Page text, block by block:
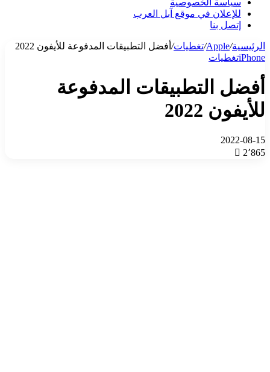
سياسة الخصوصية
للإعلان في موقع آبل العرب
إتصل بنا
الرئيسية/
Apple
/تغطيات/ أفضل التطبيقات المدفوعة للأيفون 2022
iPhoneتغطيات
أفضل التطبيقات المدفوعة
للأيفون 2022
2022-08-15
2٬865